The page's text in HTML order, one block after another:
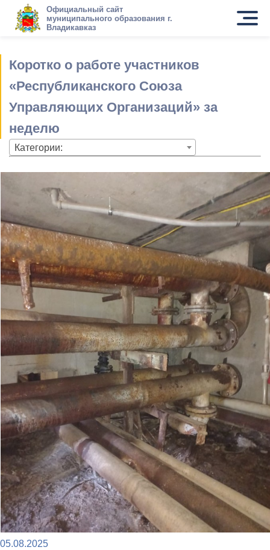
Официальный сайт
муниципального образования г.
Владикавказ
Коротко о работе участников
«Республиканского Союза
Управляющих Организаций» за
неделю
Категории:
05.08.2025